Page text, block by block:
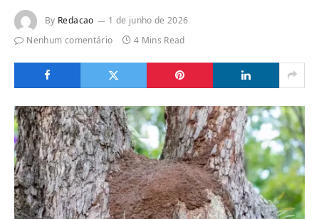
By Redacao
1 de junho de 2026
Nenhum comentário
4 Mins Read